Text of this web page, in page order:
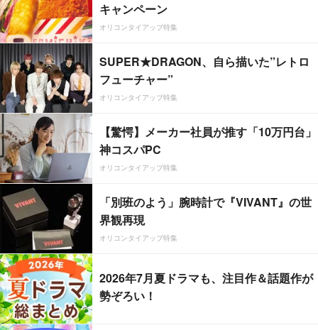
キャンペーン
オリコンタイアップ特集
SUPER★DRAGON、自ら描いた”レトロ
フューチャー”
オリコンタイアップ特集
【驚愕】メーカー社員が推す「10万円台」
神コスパPC
オリコンタイアップ特集
「別班のよう」腕時計で『VIVANT』の世
界観再現
オリコンタイアップ特集
2026年7月夏ドラマも、注目作＆話題作が
勢ぞろい！